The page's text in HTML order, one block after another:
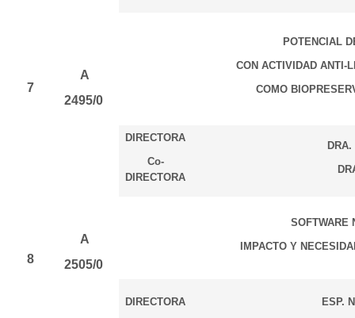
7
A
2495/0
POTENCIAL
CON ACTIVIDAD ANTI-
COMO
DIRECTORA
Co-
DIRECTORA
DRA.
8
A
2505/0
SOFTWARE
IMPACTO Y
DIRECTORA ESP.